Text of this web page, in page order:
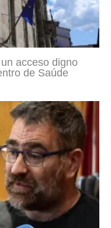
acceso digno
de Saúde